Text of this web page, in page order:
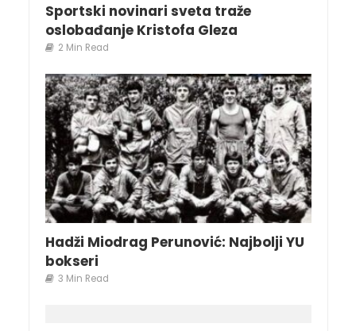
Sportski novinari sveta traže
oslobađanje Kristofa Gleza
2 Min Read
Hadži Miodrag Perunović: Najbolji YU
bokseri
3 Min Read